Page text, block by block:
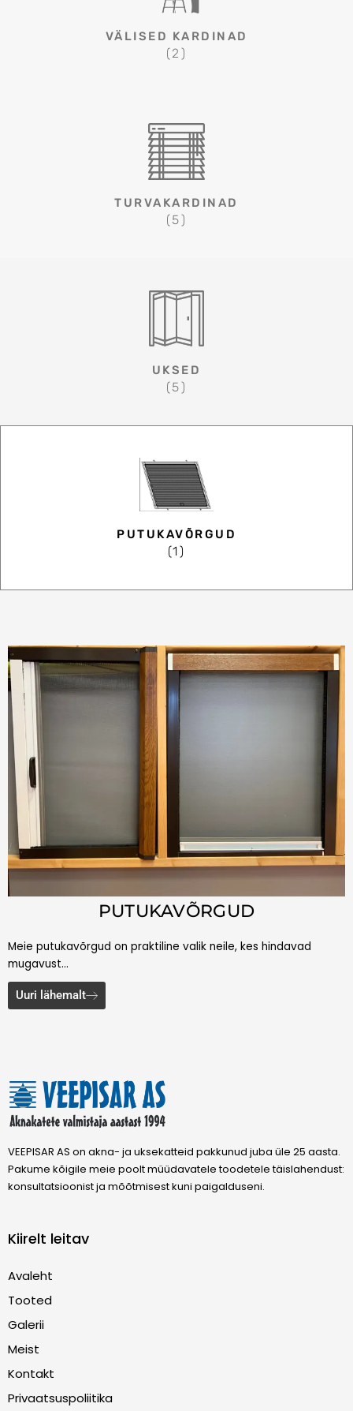
VÄLISED KARDINAD
(2)
TURVAKARDINAD
(5)
UKSED
(5)
PUTUKAVÕRGUD
(1)
PUTUKAVÕRGUD
Meie putukavõrgud on praktiline valik neile, kes hindavad
mugavust…
Uuri lähemalt
VEEPISAR AS on akna- ja uksekatteid pakkunud juba üle 25 aasta.
Pakume kõigile meie poolt müüdavatele toodetele täislahendust:
konsultatsioonist ja mõõtmisest kuni paigalduseni.
Kiirelt leitav
Avaleht
Tooted
Galerii
Meist
Kontakt
Privaatsuspoliitika